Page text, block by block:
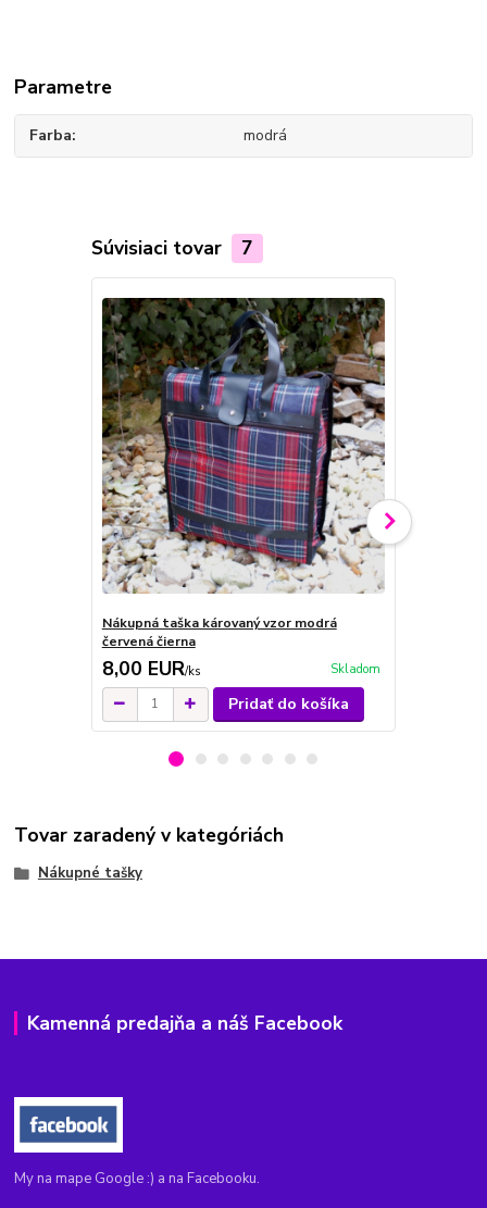
Parametre
Farba modrá
Súvisiaci tovar 7
Nákupná taška károvaný vzor modrá
červená čierna
8,00 EUR/ks Skladom
Pridať do košíka
Tovar zaradený v kategóriách
Nákupné tašky
Kamenná predajňa a náš Facebook
My na mape Google :) a na Facebooku.